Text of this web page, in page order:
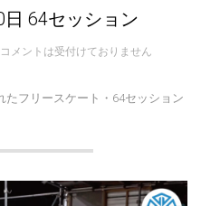
64セッション
コメントは受付けておりません
たフリースケート・64セッション